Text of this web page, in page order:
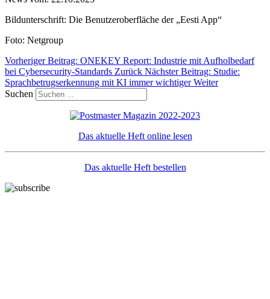
Bildunterschrift: Die Benutzeroberfläche der „Eesti App“
Foto: Netgroup
Vorheriger Beitrag: ONEKEY Report: Industrie mit Aufholbedarf
bei Cybersecurity-Standards Zurück Nächster Beitrag: Studie:
Sprachbetrugserkennung mit KI immer wichtigerWeiter
Suchen
Das aktuelle Heft online lesen
Das aktuelle Heft bestellen